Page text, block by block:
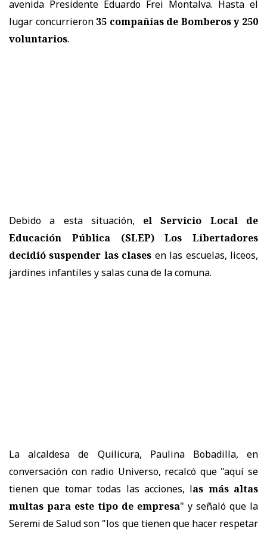
avenida Presidente Eduardo Frei Montalva. Hasta el
lugar concurrieron 35 compañías de Bomberos y 250
voluntarios.
Debido a esta situación, el Servicio Local de
Educación Pública (SLEP) Los Libertadores
decidió suspender las clases en las escuelas, liceos,
jardines infantiles y salas cuna de la comuna.
La alcaldesa de Quilicura, Paulina Bobadilla, en
conversación con radio Universo, recalcó que "aquí se
tienen que tomar todas las acciones, las más altas
multas para este tipo de empresa" y señaló que la
Seremi de Salud son "los que tienen que hacer respetar